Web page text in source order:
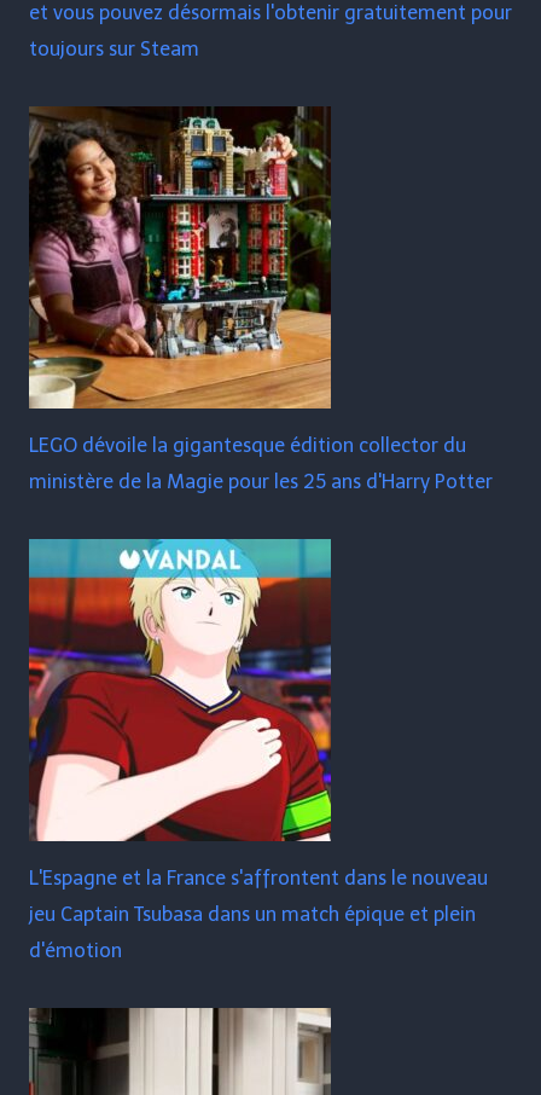
et vous pouvez désormais l'obtenir gratuitement pour
toujours sur Steam
LEGO dévoile la gigantesque édition collector du
ministère de la Magie pour les 25 ans d'Harry Potter
L'Espagne et la France s'affrontent dans le nouveau
jeu Captain Tsubasa dans un match épique et plein
d'émotion